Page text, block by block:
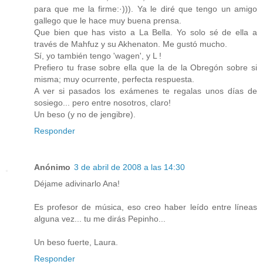
para que me la firme:·))). Ya le diré que tengo un amigo
gallego que le hace muy buena prensa.
Que bien que has visto a La Bella. Yo solo sé de ella a
través de Mahfuz y su Akhenaton. Me gustó mucho.
Sí, yo también tengo 'wagen', y L !
Prefiero tu frase sobre ella que la de la Obregón sobre si
misma; muy ocurrente, perfecta respuesta.
A ver si pasados los exámenes te regalas unos días de
sosiego... pero entre nosotros, claro!
Un beso (y no de jengibre).
Responder
Anónimo 3 de abril de 2008 a las 14:30
Déjame adivinarlo Ana!
Es profesor de música, eso creo haber leído entre líneas
alguna vez... tu me dirás Pepinho...
Un beso fuerte, Laura.
Responder